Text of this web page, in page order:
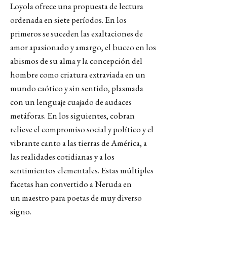
Loyola ofrece una propuesta de lectura
ordenada en siete períodos. En los
primeros se suceden las exaltaciones de
amor apasionado y amargo, el buceo en los
abismos de su alma y la concepción del
hombre como criatura extraviada en un
mundo caótico y sin sentido, plasmada
con un lenguaje cuajado de audaces
metáforas. En los siguientes, cobran
relieve el compromiso social y político y el
vibrante canto a las tierras de América, a
las realidades cotidianas y a los
sentimientos elementales. Estas múltiples
facetas han convertido a Neruda en
un maestro para poetas de muy diverso
signo.